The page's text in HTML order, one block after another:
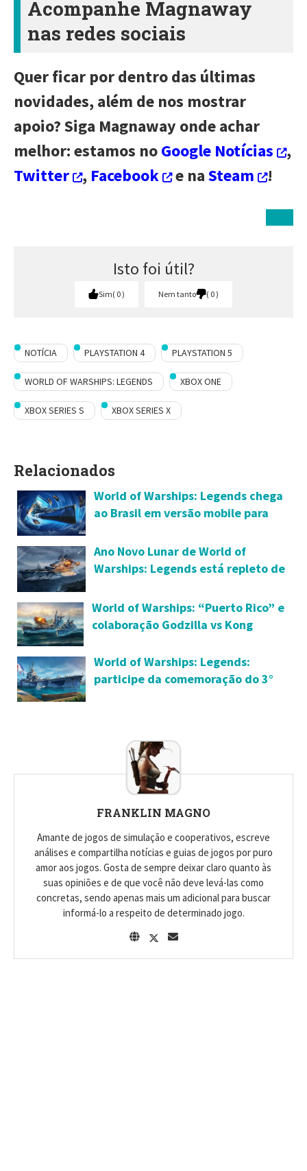
Acompanhe Magnaway
nas redes sociais
Quer ficar por dentro das últimas
novidades, além de nos mostrar
apoio? Siga Magnaway onde achar
melhor: estamos noGoogle Notícias
,
Twitter
, Facebook e naSteam !
Isto foi útil?
Sim 0 Nem tanto 0
NOTÍCIA PLAYSTATION 4 PLAYSTATION 5
WORLD OF WARSHIPS: LEGENDS XBOX ONE
XBOX SERIES S XBOX SERIES X
Relacionados
World of Warships: Legends chega
ao Brasil em versão mobile para
Ano Novo Lunar de World of
Warships: Legends está repleto de
World of Warships: “Puerto Rico” e
colaboração Godzilla vs Kong
World of Warships: Legends:
participe da comemoração do 3°
FRANKLIN MAGNO
Amante de jogos de simulação e cooperativos, escreve
análises e compartilha notícias e guias de jogos por puro
amor aos jogos. Gosta de sempre deixar claro quanto às
suas opiniões e de que você não deve levá-las como
concretas, sendo apenas mais um adicional para buscar
informá-lo a respeito de determinado jogo.